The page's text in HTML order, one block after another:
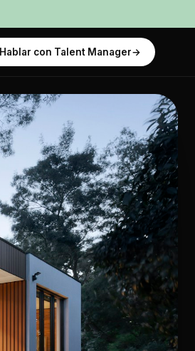
Hablar con Talent Manager